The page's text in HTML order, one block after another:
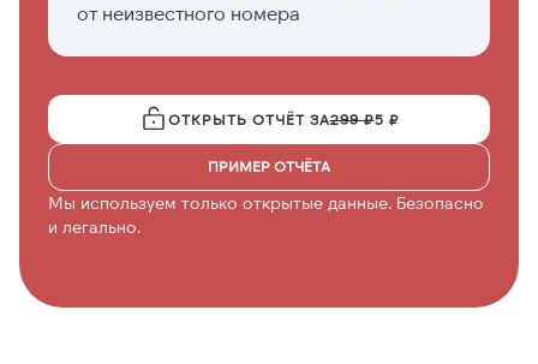
от неизвестного номера
ОТКРЫТЬ ОТЧЁТ ЗА299 ₽5 ₽
ПРИМЕР ОТЧЁТА
Мы используем только открытые данные. Безопасно
и легально.